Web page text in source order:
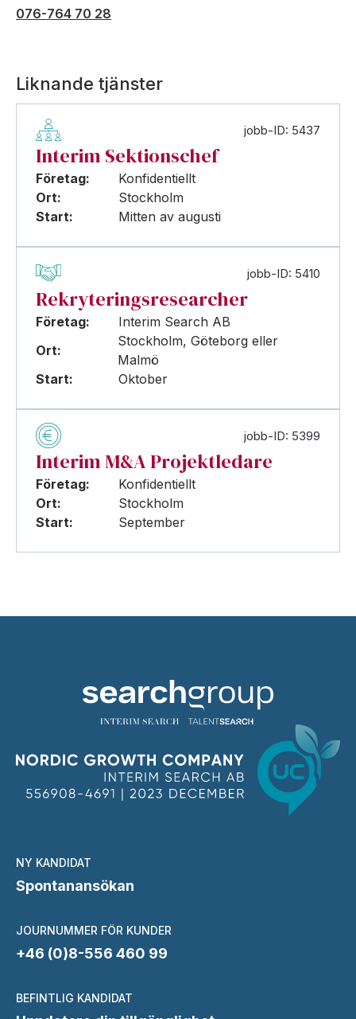
076-764 70 28
Liknande tjänster
jobb-ID: 5437
Interim Sektionschef
Företag:
Konfidentiellt
Ort:
Stockholm
Start:
Mitten av augusti
jobb-ID: 5410
Rekryteringsresearcher
Företag:
Interim Search AB
Ort:
Stockholm, Göteborg eller
Malmö
Start:
Oktober
jobb-ID: 5399
Interim M&A Projektledare
Företag:
Konfidentiellt
Ort:
Stockholm
Start:
September
NY KANDIDAT
Spontanansökan
JOURNUMMER FÖR KUNDER
+46 (0)8-556 460 99
BEFINTLIG KANDIDAT